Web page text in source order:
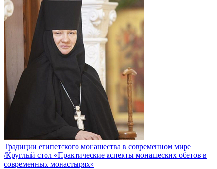
Традиции египетского монашества в современном мире
/Круглый стол «Практические аспекты монашеских обетов в
современных монастырях»